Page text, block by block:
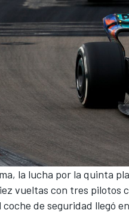
la lucha por la quinta
vueltas con tres pilotos
de seguridad llegó